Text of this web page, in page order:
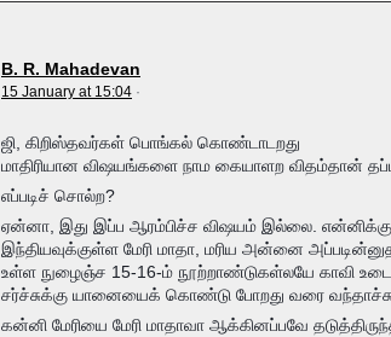
B. R. Mahadevan
15 January at 15:04 ·
ஜி, கிறிஸ்தவர்கள் பொங்கல் கொண்டாடறது
மாதிரியான விஷயங்களை நாம கையாளற விதம்தான்
எப்படிச் சொல்ற?
ஏன்னா, இது இப்ப ஆரம்பிச்ச விஷயம் இல்லை. என்னிக்கு
இந்தியவுக்குள்ள மேரி மாதா, மரிய அன்னை
உள்ள நுழைஞ்ச 15-16-ம் நூற்றாண்டுகள்லயே காவி
சர்ச்சுக்கு யானையைக் கொண்டு போறது வரை வந்தாச்சு.
கன்னி மேரியை மேரி மாதாவா ஆக்கினப்பவே